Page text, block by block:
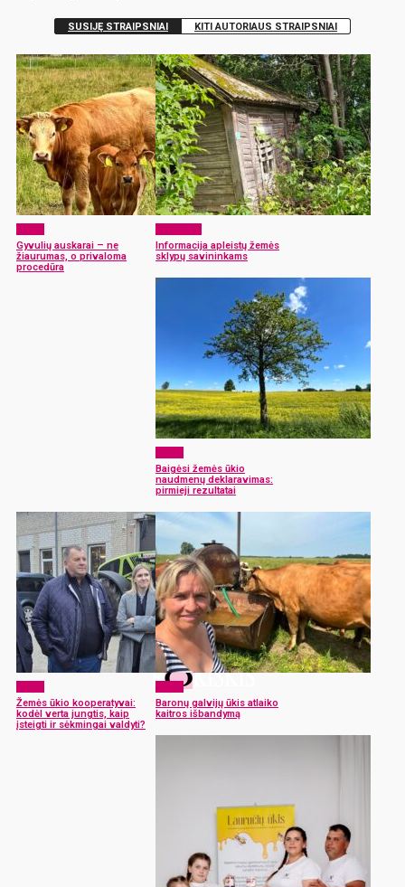
SUSIJĘ STRAIPSNIAI KITI AUTORIAUS STRAIPSNIAI
Gyvulių auskarai – ne
žiaurumas, o privaloma
procedūra
Informacija apleistų žemės
sklypų savininkams
Baigėsi žemės ūkio
naudmenų deklaravimas:
pirmieji rezultatai
Žemės ūkio kooperatyvai:
kodėl verta jungtis, kaip
įsteigti ir sėkmingai valdyti?
Baronų galvijų ūkis atlaiko
kaitros išbandymą